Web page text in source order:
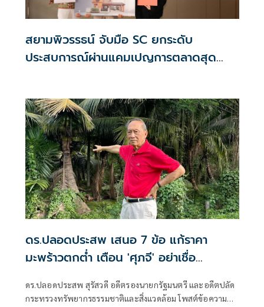
สยามพิวรรธน์ จับมือ SC ยกระดับ
ประสบการณ์ผ่านแคมเปญการตลาดสุด
ดร.ปลอดประสพ เสนอ 7 ข้อ แก้ราคา
มะพร้าวตกต่ำ เตือน 'ศุภจี' อย่าเชื่อ
ดร.ปลอดประสพ สุรัสวดี อดีตรองนายกรัฐมนตรี และอดีตปลัด
กระทรวงทรัพยากรธรรมชาติและสิ่งแวดล้อม โพสต์ข้อความ